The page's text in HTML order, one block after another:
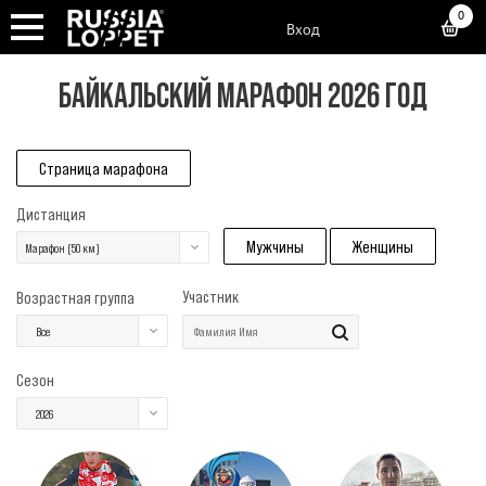
Вход
0
БАЙКАЛЬСКИЙ МАРАФОН 2026 ГОД
Страница марафона
Дистанция
Марафон (50 км) Мужчины Женщины
Возрастная группа
Все
Участник
Сезон
2026